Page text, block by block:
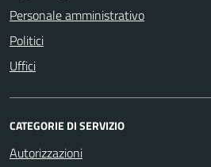
Personale amministrativo
Politici
Uffici
CATEGORIE DI SERVIZIO
Autorizzazioni